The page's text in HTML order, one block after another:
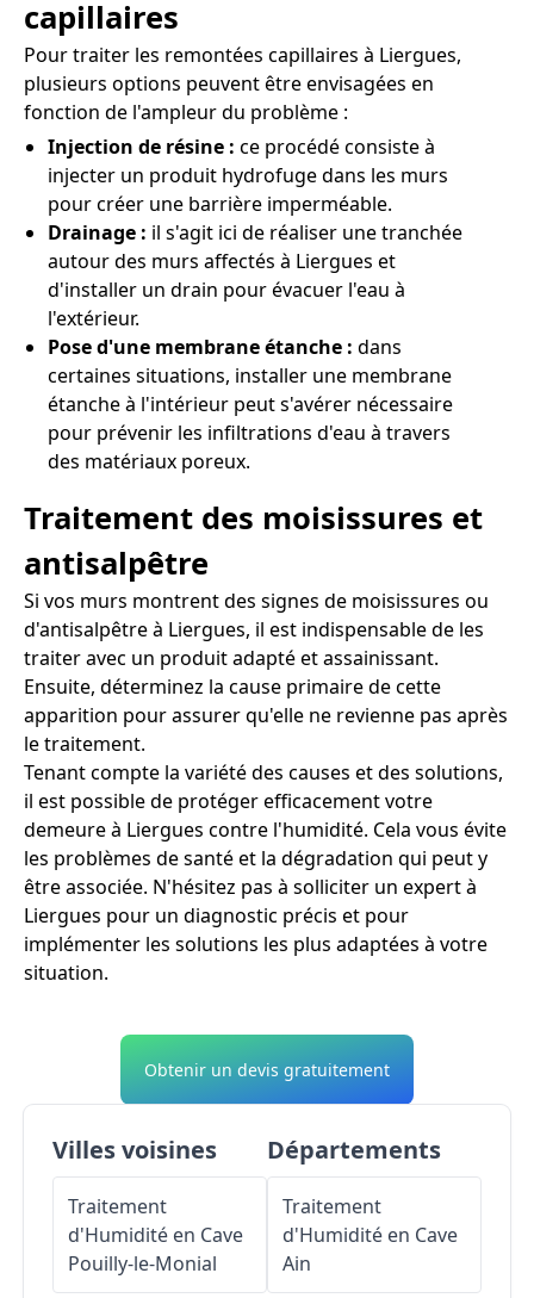
capillaires
Pour traiter les remontées capillaires à Liergues,
plusieurs options peuvent être envisagées en
fonction de l'ampleur du problème :
Injection de résine : ce procédé consiste à
injecter un produit hydrofuge dans les murs
pour créer une barrière imperméable.
Drainage : il s'agit ici de réaliser une tranchée
autour des murs affectés à Liergues et
d'installer un drain pour évacuer l'eau à
l'extérieur.
Pose d'une membrane étanche : dans
certaines situations, installer une membrane
étanche à l'intérieur peut s'avérer nécessaire
pour prévenir les infiltrations d'eau à travers
des matériaux poreux.
Traitement des moisissures et
antisalpêtre
Si vos murs montrent des signes de moisissures ou
d'antisalpêtre à Liergues, il est indispensable de les
traiter avec un produit adapté et assainissant.
Ensuite, déterminez la cause primaire de cette
apparition pour assurer qu'elle ne revienne pas après
le traitement.
Tenant compte la variété des causes et des solutions,
il est possible de protéger efficacement votre
demeure à Liergues contre l'humidité. Cela vous évite
les problèmes de santé et la dégradation qui peut y
être associée. N'hésitez pas à solliciter un expert à
Liergues pour un diagnostic précis et pour
implémenter les solutions les plus adaptées à votre
situation.
Obtenir un devis gratuitement
Villes voisines
Traitement
d'Humidité en Cave
Pouilly-le-Monial
Départements
Traitement
d'Humidité en Cave
Ain